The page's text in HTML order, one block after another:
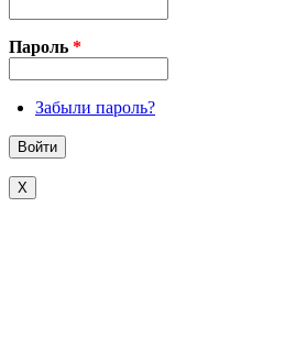
Пароль *
Забыли пароль?
X